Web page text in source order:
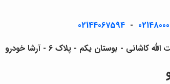
-
02144067594
- بوستان یکم - پلاک 6 - آرشا خودرو